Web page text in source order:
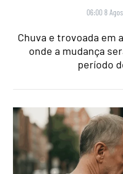
06:00 8
Chuva e trovoada em
onde a mudança
período